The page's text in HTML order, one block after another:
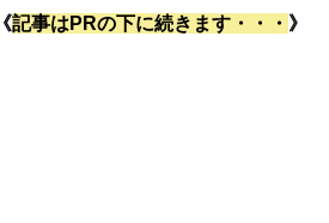
《記事はPRの下に続きます・・・ 》